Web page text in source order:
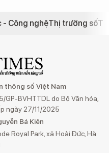
- Công nghệThị trường số
thông số Việt Nam
GP-BVHTTDL do Bộ Văn hóa,
ngày 27/11/2025
Bá Kiên
Royal Park, xã Hoài Đức, Hà